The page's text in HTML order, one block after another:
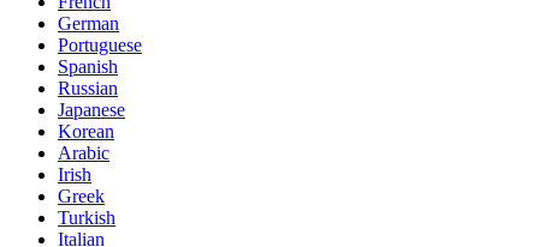
German
Portuguese
Spanish
Russian
Japanese
Korean
Arabic
Irish
Greek
Turkish
Italian